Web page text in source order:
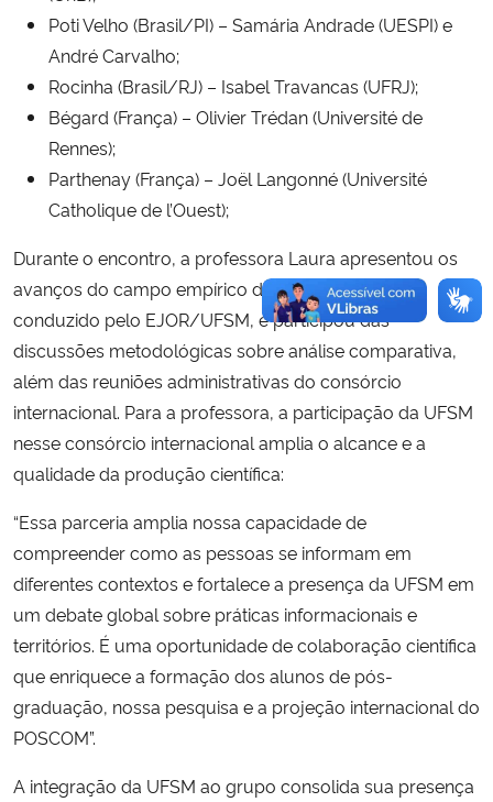
Poti Velho (Brasil/PI) – Samária Andrade (UESPI) e
André Carvalho;
Rocinha (Brasil/RJ) – Isabel Travancas (UFRJ);
Bégard (França) – Olivier Trédan (Université de
Rennes);
Parthenay (França) – Joël Langonné (Université
Catholique de l’Ouest);
Durante o encontro, a professora Laura apresentou os
avanços do campo empírico de Restinga Sêca,
conduzido pelo EJOR/UFSM, e participou das
discussões metodológicas sobre análise comparativa,
além das reuniões administrativas do consórcio
internacional. Para a professora, a participação da UFSM
nesse consórcio internacional amplia o alcance e a
qualidade da produção científica:
“Essa parceria amplia nossa capacidade de
compreender como as pessoas se informam em
diferentes contextos e fortalece a presença da UFSM em
um debate global sobre práticas informacionais e
territórios. É uma oportunidade de colaboração científica
que enriquece a formação dos alunos de pós-
graduação, nossa pesquisa e a projeção internacional do
POSCOM”.
A integração da UFSM ao grupo consolida sua presença